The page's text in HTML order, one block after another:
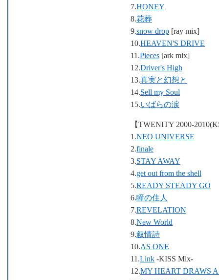
7.HONEY
8.花葬
9.snow drop [ray mix]
10.HEAVEN'S DRIVE
11.Pieces [ark mix]
12.Driver's High
13.真実と幻想と
14.Sell my Soul
15.いばらの涙
【TWENITY 2000-
1.NEO UNIVERSE
2.finale
3.STAY AWAY
4.get out from the shell
5.READY STEADY GO
6.瞳の住人
7.REVELATION
8.New World
9.叙情詩
10.AS ONE
11.Link -KISS Mix-
12.MY HEART DRAWS